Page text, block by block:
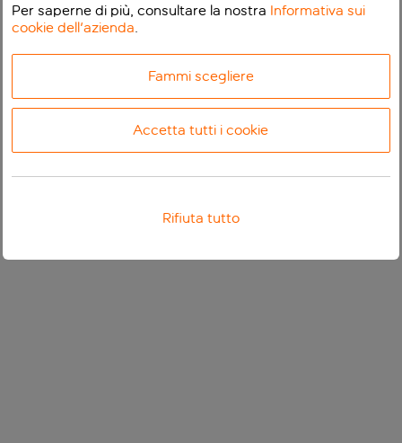
Per saperne di più, consultare la nostra Informativa sui
cookie dell'azienda.
Fammi scegliere
Accetta tutti i cookie
Rifiuta tutto